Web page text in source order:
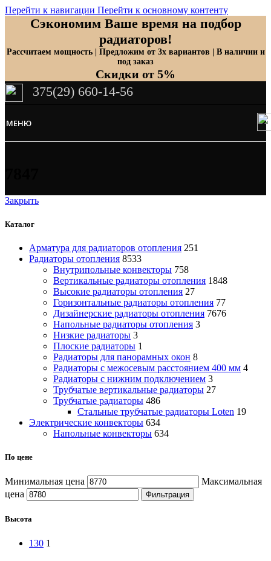
Перейти к навигации Перейти к основному контенту
Сэкономим Ваше время на подбор
радиаторов!
Рассчитаем мощность | Предложим от 3х вариантов | В наличии и
под заказ
Скидки от 5%
375(29) 660-14-56
МЕНЮ
Закрыть
Каталог
Арматура для радиаторов отопления 251
Радиаторы отопления 8533
Внутрипольные конвекторы 758
Вертикальные радиаторы отопления 1848
Высокие радиаторы отопления 27
Горизонтальные радиаторы отопления 77
Дизайнерские радиаторы отопления 7676
Напольные радиаторы отопления 3
Низкие радиаторы 3
Плоские радиаторы 1
Радиаторы для панорамных окон 8
Радиаторы с межосевым расстоянием 400 мм 4
Радиаторы с нижним подключением 3
Трубчатые вертикальные радиаторы 27
Трубчатые радиаторы 486
Cтальные трубчатые радиаторы Loten 19
Электрические конвекторы 634
Напольные конвекторы 634
По цене
Минимальная цена
Максимальная
цена
Фильтрация
Высота
130 1